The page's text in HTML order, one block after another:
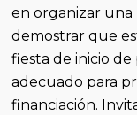
en organizar
demostrar que
fiesta de inicio
adecuado para
financiación.